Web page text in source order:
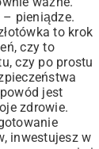
pieniądze.
to krok
czy to
czy po prostu
jest
zdrowie.
inwestujesz w